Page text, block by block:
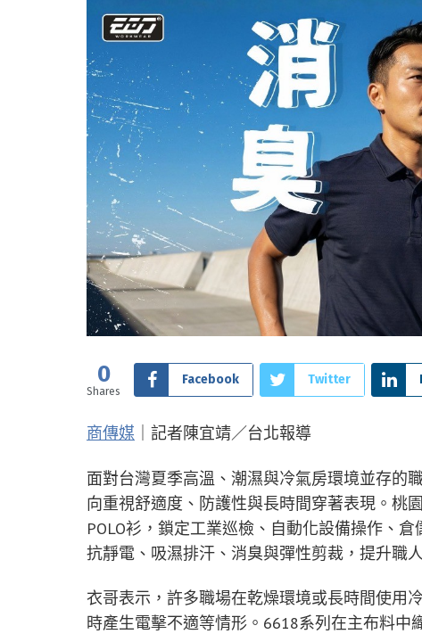
0
Shares
Facebook Twitter
商傳媒 ｜記者陳宜靖／台北報導
面對台灣夏季高溫、潮濕與冷氣房環境並存的
向重視舒適度、防護性與長時間穿著表現。桃
POLO衫，鎖定工業巡檢、自動化設備操作、
抗靜電、吸濕排汗、消臭與彈性剪裁，提升職
衣哥表示，許多職場在乾燥環境或長時間使用
時產生電擊不適等情形。6618系列在主布料